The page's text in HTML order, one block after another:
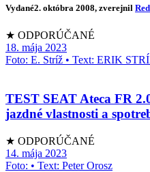
Vydané2. októbra 2008, zverejnil
★ ODPORÚČANÉ
18. mája 2023
Foto: E. Stríž • Text: ERIK
TEST SEAT Ateca FR
jazdné vlastnosti a
★ ODPORÚČANÉ
14. mája 2023
Foto: • Text: Peter Orosz